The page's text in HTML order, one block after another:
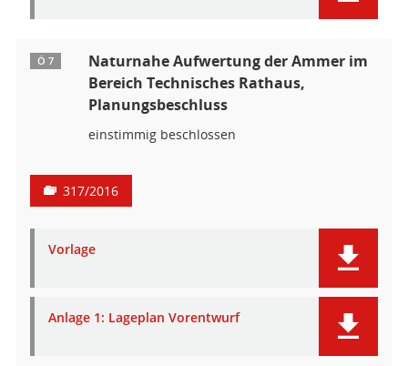
Ö 7
Naturnahe Aufwertung der Ammer im
Bereich Technisches Rathaus,
Planungsbeschluss
einstimmig beschlossen
317/2016
Vorlage
Anlage 1: Lageplan Vorentwurf